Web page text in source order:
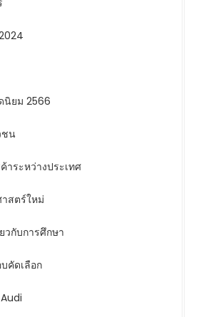
นิยม 2566
ชน
าระหว่างประเทศ
สตร์ใหม่
วกับการศึกษา
คัดเลือก